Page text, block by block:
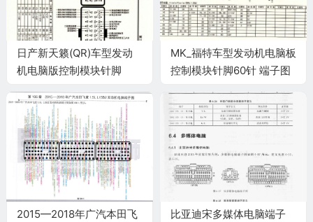
日产新天籁(QR)车型发动
机电脑版控制模块针脚
MK_福特车型发动机电脑板
控制模块针脚60针 端子图
2015—2018年广汽本田飞
比亚迪宋多媒体电脑端子